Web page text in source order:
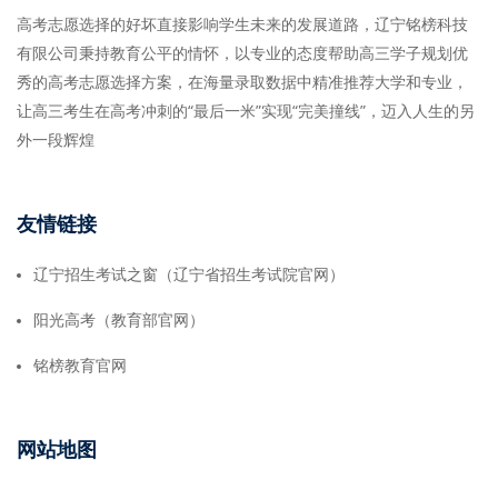
高考志愿选择的好坏直接影响学生未来的发展道路，辽宁铭榜科技
有限公司秉持教育公平的情怀，以专业的态度帮助高三学子规划优
秀的高考志愿选择方案，在海量录取数据中精准推荐大学和专业，
让高三考生在高考冲刺的“最后一米”实现“完美撞线”，迈入人生的另
外一段辉煌
友情链接
辽宁招生考试之窗（辽宁省招生考试院官网）
阳光高考（教育部官网）
铭榜教育官网
网站地图